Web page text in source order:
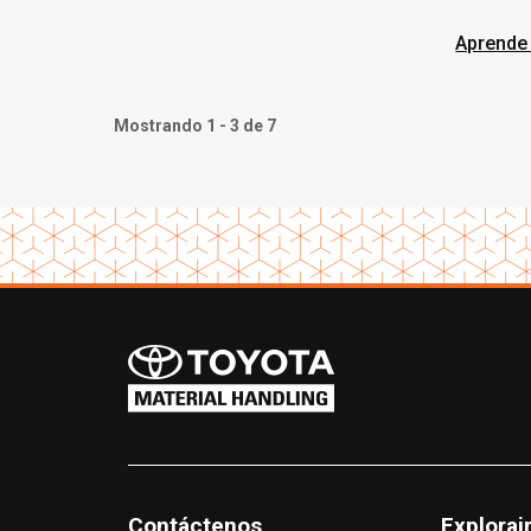
Mostrando 1 - 3 de 7